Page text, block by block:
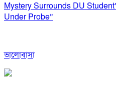
Mystery Surrounds DU
Under Probe”
ভালোবাসা